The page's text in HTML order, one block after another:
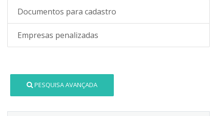
Documentos para cadastro
Empresas penalizadas
PESQUISA AVANÇADA